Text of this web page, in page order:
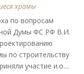
храмы
по вопросам
Думы ФС РФ В.И.
по строительству
участие и.о....